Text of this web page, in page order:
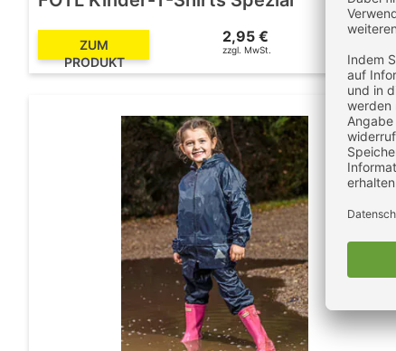
ZUM
PRODUKT
2,95 €
zzgl. MwSt.
3,51 €